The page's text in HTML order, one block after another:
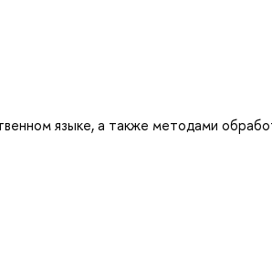
языке, а также методами